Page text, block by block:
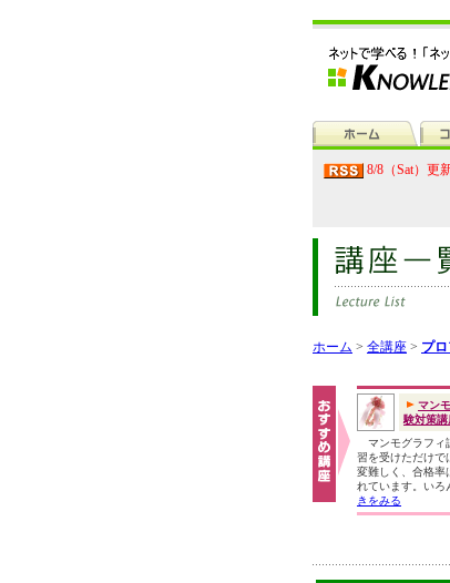
8/8（Sat）更
ホーム > 全講座 > プ
マン
験対策講
マンモグラフィ
習を受けただけで
変難しく、合格率
れています。いろ
きをみる